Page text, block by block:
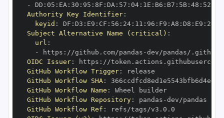
-
DD : 05 : EA : 30 : 95 : 8F : DA : 57 : 04: 1E : B6 : B7 : 5B: 48 : 52
Authority Key Identifier:
keyid : DF : D3 : E9 : CF : 56 : 24: 11 : 96 : F9 : A8 : D8 : E9 : 28
Subject Alternative Name (critical) :
url :
-
https : //github.com/pandas -
OIDC Issuer: https :
GitHub Workflow Trigger:
GitHub Workflow SHA:
GitHub Workflow Name :
Wheel builder
GitHub Workflow Repository: pandas -
GitHub Workflow Ref :